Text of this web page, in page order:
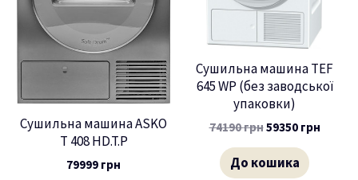
Сушильна машина ASKO
T 408 HD.T.P
79999 грн
Сушильна машина TEF
645 WP (без заводської
упаковки)
74190грн59350 грн
До кошика